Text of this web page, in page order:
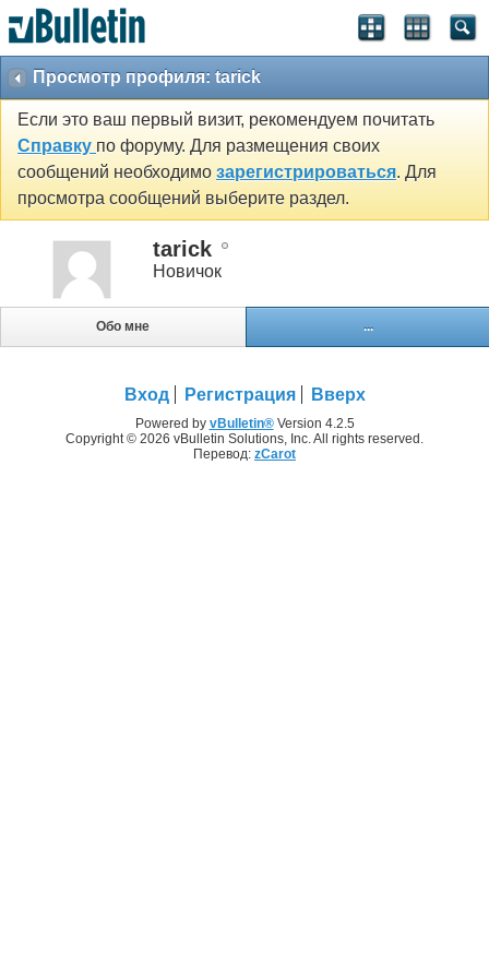
Просмотр профиля: tarick
Если это ваш первый визит, рекомендуем почитать
Справку по форуму. Для размещения своих
сообщений необходимо зарегистрироваться. Для
просмотра сообщений выберите раздел.
tarick
Новичок
Обо мне ...
Вход Регистрация Вверх
Powered by vBulletin®Version 4.2.5
Copyright © 2026 vBulletin Solutions, Inc. All rights reserved.
Перевод: zCarot